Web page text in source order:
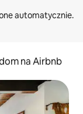
na Airbnb